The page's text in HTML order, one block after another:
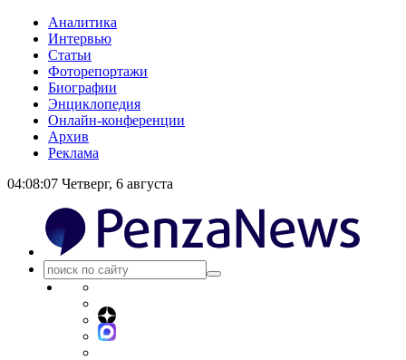
Аналитика
Интервью
Статьи
Фоторепортажи
Биографии
Энциклопедия
Онлайн-конференции
Архив
Реклама
04:08:07 Четверг, 6 августа